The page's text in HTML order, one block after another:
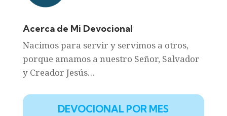
Acerca de Mi Devocional
Nacimos para servir y servimos a otros,
porque amamos a nuestro Señor, Salvador
y Creador Jesús…
DEVOCIONAL POR MES